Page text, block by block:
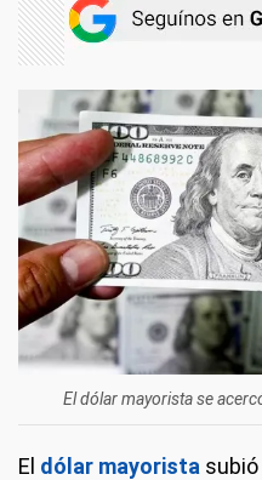
El dólar mayorista se
El dólar mayorista